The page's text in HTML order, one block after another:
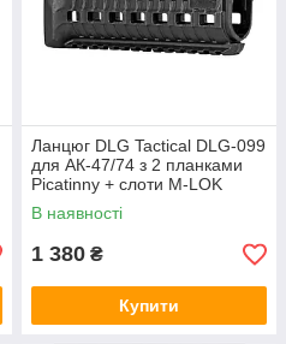
Ланцюг DLG Tactical DLG-099
для АК-47/74 з 2 планками
Picatinny + слоти M-LOK
(полімер) чорний
В наявності
1 380 ₴
Купити